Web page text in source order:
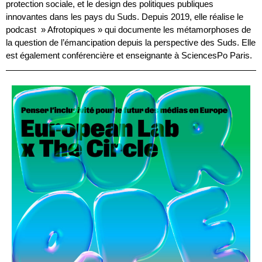
protection sociale, et le design des politiques publiques
innovantes dans les pays du Suds. Depuis 2019, elle réalise le
podcast  » Afrotopiques » qui documente les métamorphoses de
la question de l’émancipation depuis la perspective des Suds. Elle
est également conférencière et enseignante à SciencesPo Paris.